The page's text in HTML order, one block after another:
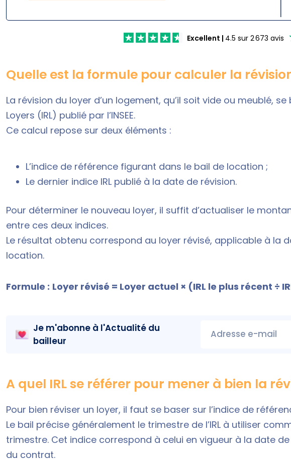
Excellent | 4.5 sur 2 673 avis
Quelle est la formule pour calculer la révision
La révision du loyer d’un logement, qu’il soit vide ou meublé, se
Loyers (IRL) publié par l’INSEE.
Ce calcul repose sur deux éléments :
L’indice de référence figurant dans le bail de location ;
Le dernier indice IRL publié à la date de révision.
Pour déterminer le nouveau loyer, il suffit d’actualiser le
entre ces deux indices.
Le résultat obtenu correspond au loyer révisé, applicable à la
location.
Formule : Loyer révisé = Loyer actuel × (IRL le plus récent ÷
Je m'abonne à l'Actualité du
bailleur
Adresse e-mail
A quel IRL se référer pour mener à bien la
Pour bien réviser un loyer, il faut se baser sur l’indice de
Le bail précise généralement le trimestre de l’IRL à utiliser comme
trimestre. Cet indice correspond à celui en vigueur à la date de
du contrat.